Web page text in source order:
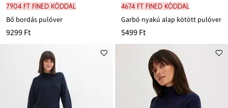
7904 Ft FINED kóddal
Bő bordás pulóver
9299 Ft
4674 Ft FINED kóddal
Garbó nyakú alap kötött pulóver
5499 Ft